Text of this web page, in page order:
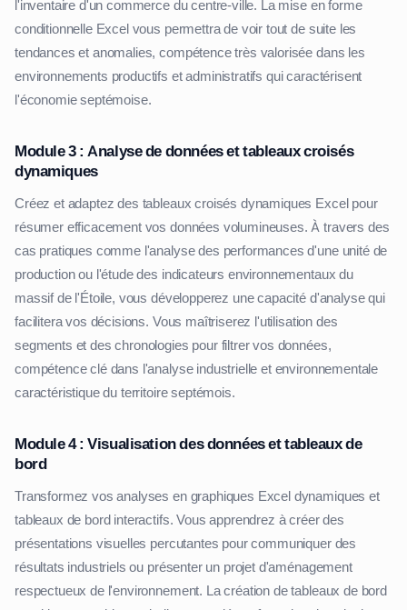
l'inventaire d'un commerce du centre-ville. La mise en forme
conditionnelle Excel vous permettra de voir tout de suite les
tendances et anomalies, compétence très valorisée dans les
environnements productifs et administratifs qui caractérisent
l'économie septémoise.
Module 3 : Analyse de données et tableaux croisés
dynamiques
Créez et adaptez des tableaux croisés dynamiques Excel pour
résumer efficacement vos données volumineuses. À travers des
cas pratiques comme l'analyse des performances d'une unité de
production ou l'étude des indicateurs environnementaux du
massif de l'Étoile, vous développerez une capacité d'analyse qui
facilitera vos décisions. Vous maîtriserez l'utilisation des
segments et des chronologies pour filtrer vos données,
compétence clé dans l'analyse industrielle et environnementale
caractéristique du territoire septémois.
Module 4 : Visualisation des données et tableaux de
bord
Transformez vos analyses en graphiques Excel dynamiques et
tableaux de bord interactifs. Vous apprendrez à créer des
présentations visuelles percutantes pour communiquer des
résultats industriels ou présenter un projet d'aménagement
respectueux de l'environnement. La création de tableaux de bord